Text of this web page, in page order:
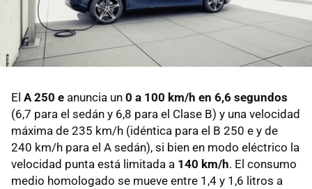
El A 250 e anuncia un 0 a 100 km/h en 6,6 segundos
(6,7 para el sedán y 6,8 para el Clase B) y una velocidad
máxima de 235 km/h (idéntica para el B 250 e y de
240 km/h para el A sedán), si bien en modo eléctrico la
velocidad punta está limitada a 140 km/h. El consumo
medio homologado se mueve entre 1,4 y 1,6 litros a